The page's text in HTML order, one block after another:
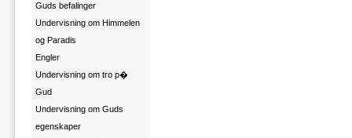
Guds befalinger
Undervisning om Himmelen
og Paradis
Engler
Undervisning om tro p�
Gud
Undervisning om Guds
egenskaper